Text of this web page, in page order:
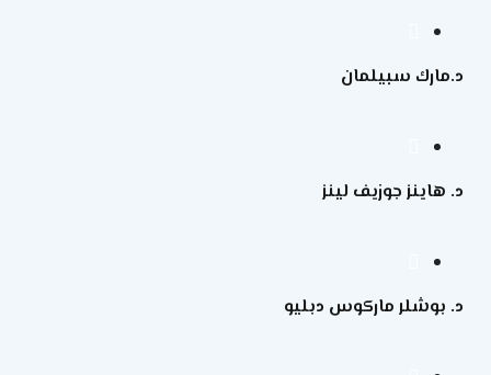
د.مارك سبيلمان
د. هاينز جوزيف لينز
د. بوشلر ماركوس دبليو